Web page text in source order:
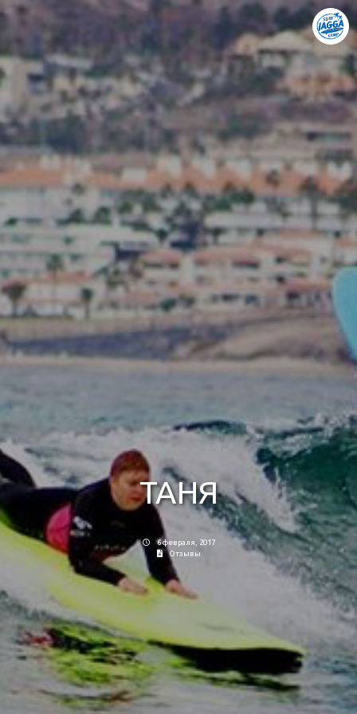
ТАНЯ
6 февраля, 2017
Отзывы